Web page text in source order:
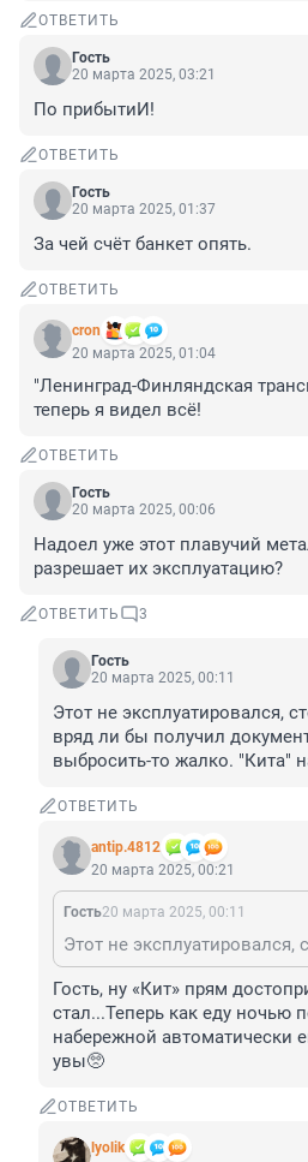
ОТВЕТИТЬ
Гость
20 марта 2025, 03:21
По прибытиИ!
ОТВЕТИТЬ
Гость
20 марта 2025, 01:37
За чей счёт банкет опять.
ОТВЕТИТЬ
cron
20 марта 2025, 01:04
"Ленинград-Финляндская
теперь я видел всё!
ОТВЕТИТЬ
Гость
20 марта 2025, 00:06
Надоел уже этот плавучий
разрешает их эксплуатацию?
ОТВЕТИТЬ 3
Гость
20 марта 2025, 00:11
Этот не эксплуатировался,
вряд ли бы получил
выбросить-то жалко. "Кита"
ОТВЕТИТЬ
antip.4812
20 марта 2025, 00:21
Гость20 марта 2025, 00:11
Гость, ну «Кит» прям
стал...Теперь как еду ночью
набережной автоматически
увы🥺
ОТВЕТИТЬ
lyolik